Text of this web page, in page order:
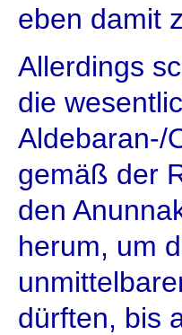
eben damit
Allerdings
die
Aldebaran-/
gemäß der
den
herum, um
dürften, bis